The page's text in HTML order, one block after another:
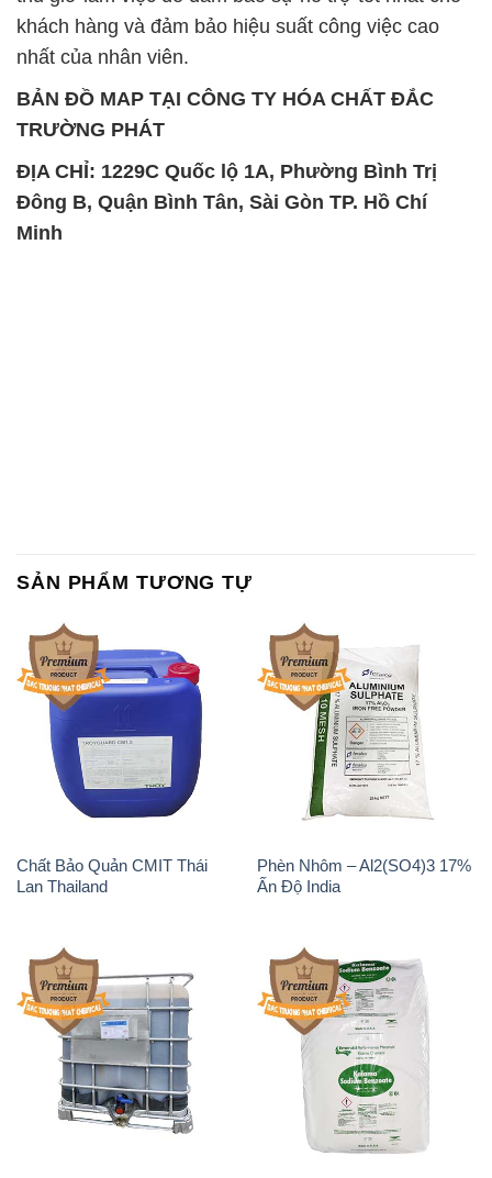
khách hàng và đảm bảo hiệu suất công việc cao
nhất của nhân viên.
BẢN ĐỒ MAP TẠI CÔNG TY HÓA CHẤT ĐẮC
TRƯỜNG PHÁT
ĐỊA CHỈ: 1229C Quốc lộ 1A, Phường Bình Trị
Đông B, Quận Bình Tân, Sài Gòn TP. Hồ Chí
Minh
SẢN PHẨM TƯƠNG TỰ
Chất Bảo Quản CMIT Thái
Lan Thailand
Phèn Nhôm – Al2(SO4)3 17%
Ấn Độ India